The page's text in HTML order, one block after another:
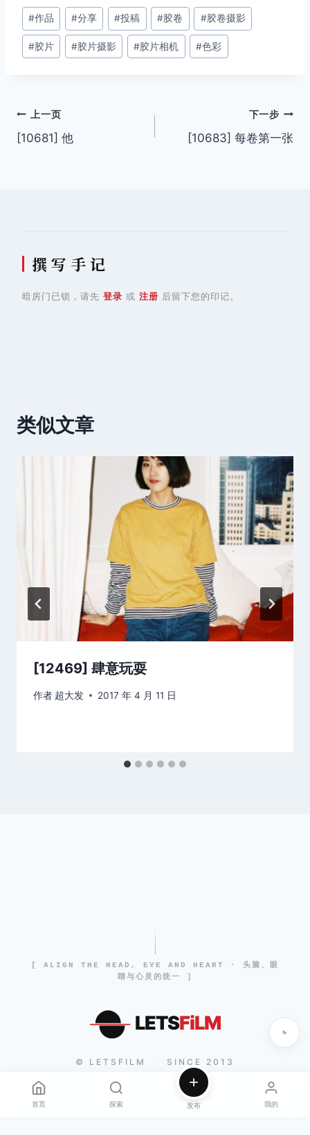
文
章
标
#作品 #分享 #投稿 #胶卷 #胶卷摄影
#胶片 #胶片摄影 #胶片相机 #色彩
文
章
上一页
[10681] 他
下一步
[10683] 每卷第一张
撰 写 手 记
暗房门已锁，请先 登录 或 注册 后留下您的印记。
类似文章
[12469] 肆意玩耍
作者 超大发 2017 年 4 月 11 日
[ ALIGN THE HEAD, EYE AND HEART · 头脑、眼
睛与心灵的统一 ]
LETSFiLM
© LETSFILM SINCE 2013
首页 探索 发布 我的